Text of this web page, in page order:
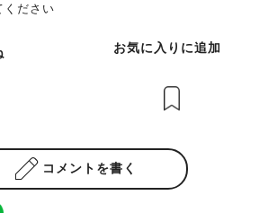
ください
お気に入りに追加
コメントを書く